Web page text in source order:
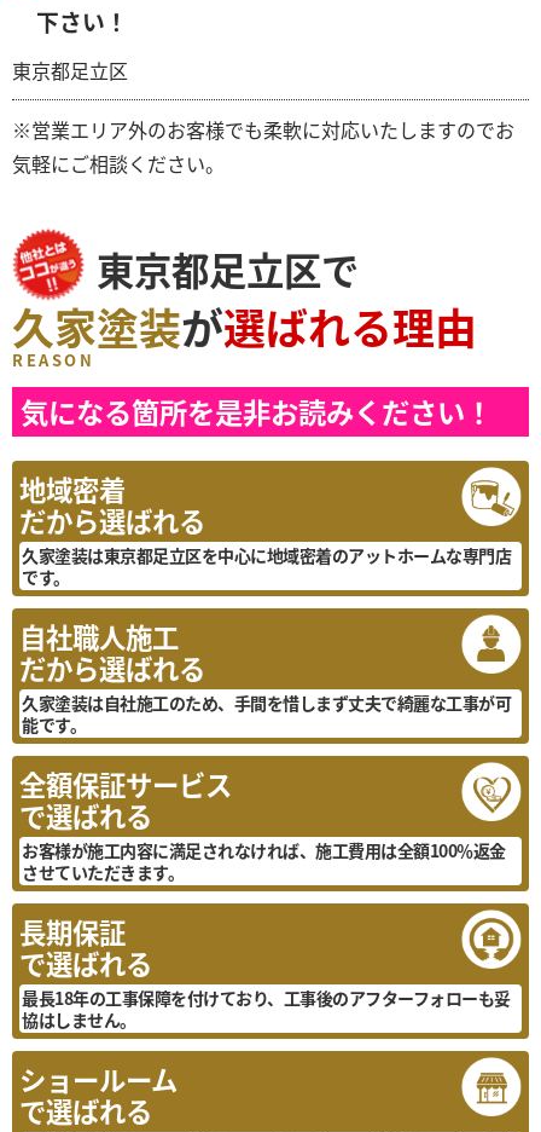
下さい！
東京都足立区
※営業エリア外のお客様でも柔軟に対応いたしますのでお
気軽にご相談ください。
東京都足立区で
久家塗装が選ばれる理由
REASON
気になる箇所を是非お読みください！
地域密着
だから選ばれる
久家塗装は東京都足立区を中心に地域密着のアットホームな専門店
です。
自社職人施工
だから選ばれる
久家塗装は自社施工のため、手間を惜しまず丈夫で綺麗な工事が可
能です。
全額保証サービス
で選ばれる
お客様が施工内容に満足されなければ、施工費用は全額100％返金
させていただきます。
長期保証
で選ばれる
最長18年の工事保障を付けており、工事後のアフターフォローも妥
協はしません。
ショールーム
で選ばれる